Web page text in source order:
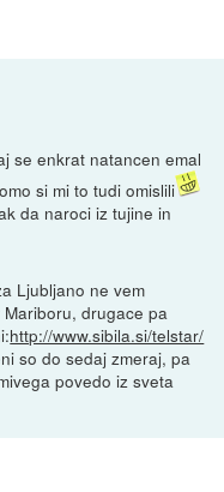
se enkrat natancen emal
si mi to tudi omislili
da naroci iz tujine in
Ljubljano ne vem
drugace pa
http://www.sibila.si/telstar/
so do sedaj zmeraj, pa
povedo iz sveta